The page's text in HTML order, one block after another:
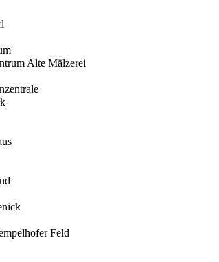
Alte Mälzerei
Feld